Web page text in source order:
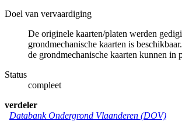
Doel van vervaardiging
De originele kaarten/platen werden
grondmechanische kaarten is
de grondmechanische kaarten kunnen in
Status
compleet
verdeler
Databank Ondergrond Vlaanderen (DOV)